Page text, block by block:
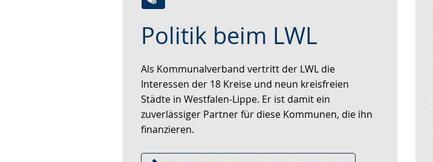
Politik beim LWL
Zur
Leichten
Sprache
Aktiviere
Audio-
Unterstützung.
Ein
Video
in
Gebärdensprache
wird
angezeigt.
Als Kommunalverband vertritt der LWL die
Interessen der 18 Kreise und neun kreisfreien
Städte in Westfalen-Lippe. Er ist damit ein
zuverlässiger Partner für diese Kommunen, die ihn
finanzieren.
Zum Internetauftritt der LWL-Politik